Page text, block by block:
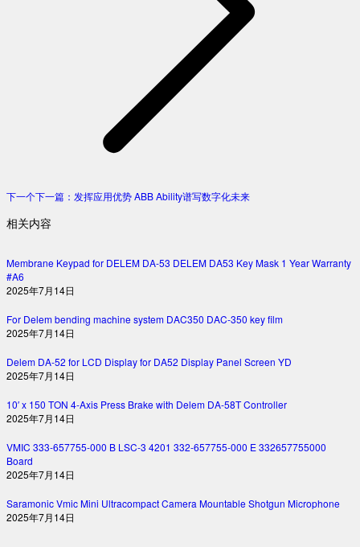
下一个下一篇： 发挥应用优势 ABB Ability谱写数字化未来
相关内容
Membrane Keypad for DELEM DA-53 DELEM DA53 Key Mask 1 Year Warranty
#A6
2025年7月14日
For Delem bending machine system DAC350 DAC-350 key film
2025年7月14日
Delem DA-52 for LCD Display for DA52 Display Panel Screen YD
2025年7月14日
10′ x 150 TON 4-Axis Press Brake with Delem DA-58T Controller
2025年7月14日
VMIC 333-657755-000 B LSC-3 4201 332-657755-000 E 332657755000
Board
2025年7月14日
Saramonic Vmic Mini Ultracompact Camera Mountable Shotgun Microphone
2025年7月14日